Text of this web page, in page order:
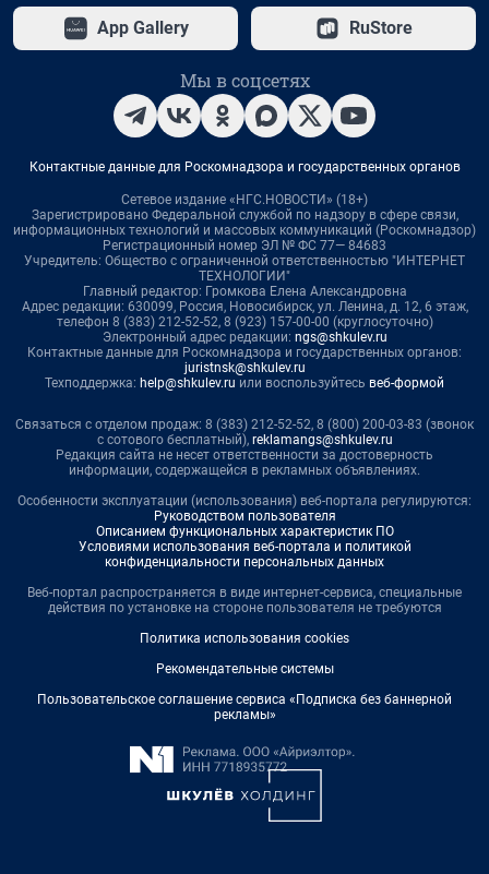
App Gallery RuStore
Мы в соцсетях
Контактные данные для Роскомнадзора и государственных органов
Сетевое издание «НГС.НОВОСТИ» (18+)
Зарегистрировано Федеральной службой по надзору в сфере связи,
информационных технологий и массовых коммуникаций (Роскомнадзор)
Регистрационный номер ЭЛ № ФС 77— 84683
Учредитель: Общество с ограниченной ответственностью "ИНТЕРНЕТ
ТЕХНОЛОГИИ"
Главный редактор: Громкова Елена Александровна
Адрес редакции: 630099, Россия, Новосибирск, ул. Ленина, д. 12, 6 этаж,
телефон 8 (383) 212-52-52, 8 (923) 157-00-00 (круглосуточно)
Электронный адрес редакции: ngs@shkulev.ru
Контактные данные для Роскомнадзора и государственных органов:
juristnsk@shkulev.ru
Техподдержка: help@shkulev.ru или воспользуйтесь веб-формой
Связаться с отделом продаж: 8 (383) 212-52-52, 8 (800) 200-03-83 (звонок
с сотового бесплатный), reklamangs@shkulev.ru
Редакция сайта не несет ответственности за достоверность
информации, содержащейся в рекламных объявлениях.
Особенности эксплуатации (использования) веб-портала регулируются:
Руководством пользователя
Описанием функциональных характеристик ПО
Условиями использования веб-портала и политикой
конфиденциальности персональных данных
Веб-портал распространяется в виде интернет-сервиса, специальные
действия по установке на стороне пользователя не требуются
Политика использования cookies
Рекомендательные системы
Пользовательское соглашение сервиса «Подписка без баннерной
рекламы»